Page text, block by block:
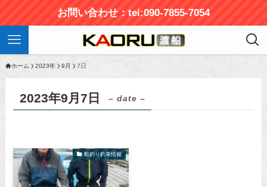
お問い合わせ：tei:090-7855-7054
ホーム 2023年 9月 7日
2023年9月7日 – date –
船釣り釣果情報